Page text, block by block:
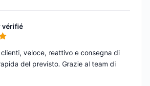
vérifié
5
veloce, reattivo e consegna di
del previsto. Grazie al team di